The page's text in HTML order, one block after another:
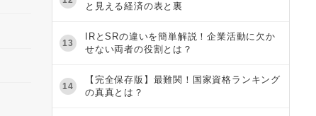
と見える経済の表と裏
13
IRとSRの違いを簡単解説！企業活動に欠か
せない両者の役割とは？
14
【完全保存版】最難関！国家資格ランキング
の真真とは？